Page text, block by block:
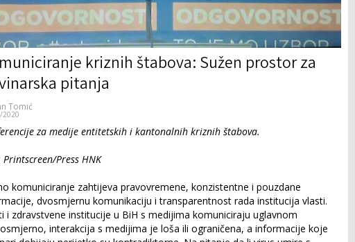
kriznih štabova: Sužen prostor za
pitanja
Tomić
2020
za medije entitetskih i kantonalnih kriznih štabova.
Press HNK
komuniciranje zahtijeva pravovremene, konzistentne i pouzdane
dvosmjernu komunikaciju i transparentnost rada institucija vlasti.
i zdravstvene institucije u BiH s medijima komuniciraju uglavnom
interakcija s medijima je loša ili ograničena, a informacije koje